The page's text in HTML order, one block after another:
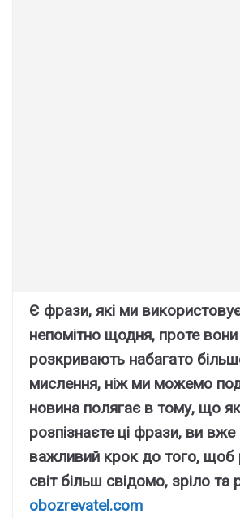
Є фрази, які ми
непомітно щодня, проте вони
розкривають набагато
мислення, ніж ми можемо
новина полягає в тому, що
розпізнаєте ці фрази, ви
важливий крок до того, щоб
світ більш свідомо, зріло та
obozrevatel.com